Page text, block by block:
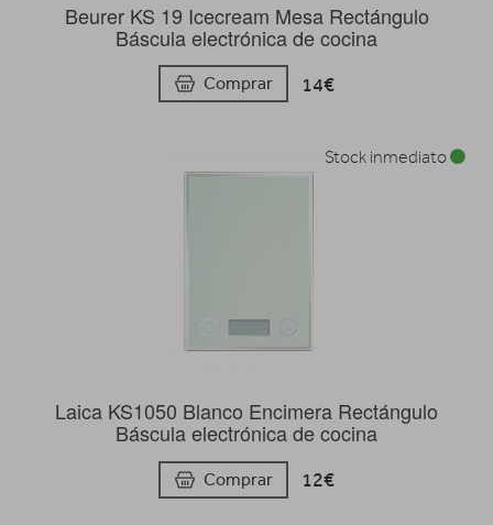
Beurer KS 19 Icecream Mesa Rectángulo
Báscula electrónica de cocina
Comprar 14€
Laica KS1050 Blanco Encimera Rectángulo
Báscula electrónica de cocina
Comprar 12€
Stock inmediato